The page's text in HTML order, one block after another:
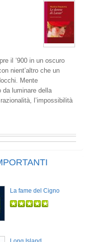
il ’900 in un oscuro
nient’altro che un
Mente
da luminare della
l’impossibilità
La fame del Cigno